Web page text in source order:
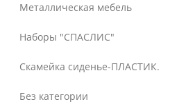
Металлическая мебель
Наборы "СПАСЛИС"
Скамейка сиденье-ПЛАСТИК.
Без категории